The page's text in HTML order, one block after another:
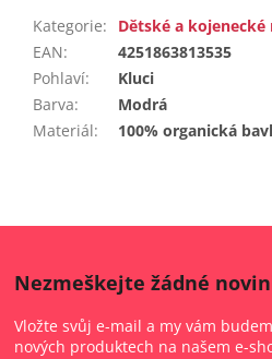
Kategorie:
Dětské a
EAN:
4251863813535
Pohlaví:
Kluci
Barva:
Modrá
Materiál: 100% organická
Nezmeškejte žádné
Vložte svůj e-mail a my vám
nových produktech na našem e-